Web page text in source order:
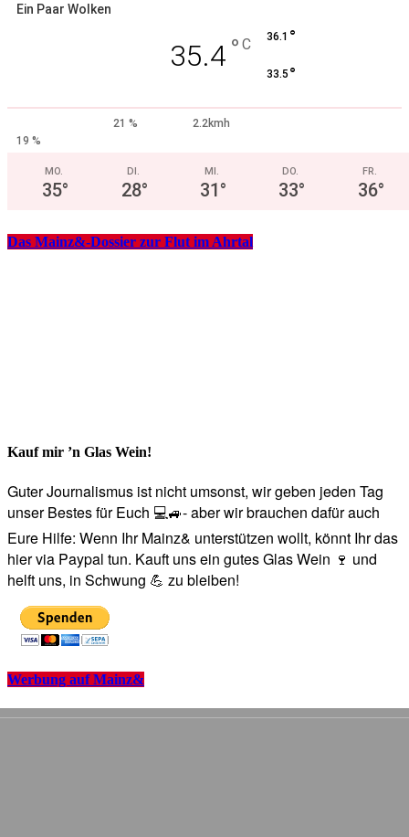
Ein Paar Wolken
35.4 ° C 36.1 °
33.5 °
21 %
2.2kmh
19 %
MO.
35°
DI.
28°
MI.
31°
DO.
33°
FR.
36°
Das Mainz&-Dossier zur Flut im Ahrtal
Kauf mir ’n Glas Wein!
Guter Journalismus ist nicht umsonst, wir geben jeden Tag
unser Bestes für Euch 💻🚙- aber wir brauchen dafür auch
Eure Hilfe: Wenn Ihr Mainz& unterstützen wollt, könnt Ihr das
hier via Paypal tun. Kauft uns ein gutes Glas Wein 🍷 und
helft uns, in Schwung 💪 zu bleiben!
Werbung auf Mainz&